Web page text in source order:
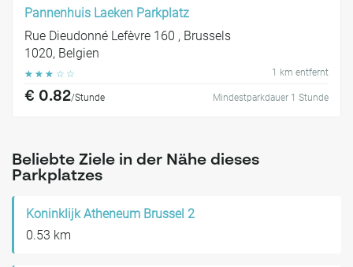
Pannenhuis Laeken Parkplatz
Rue Dieudonné Lefèvre 160 , Brussels
1020, Belgien
☆ ☆ ☆ ☆ ☆ 1 km entfernt
€ 0.82/Stunde Mindestparkdauer 1 Stunde
Beliebte Ziele in der Nähe dieses
Parkplatzes
Koninklijk Atheneum Brussel 2
0.53 km